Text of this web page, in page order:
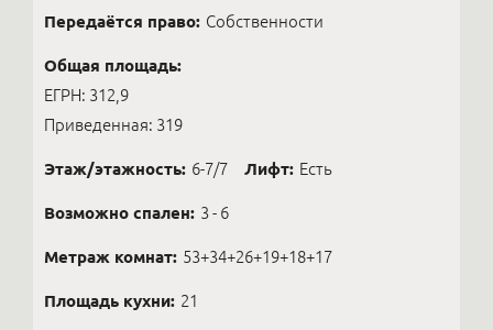
Передаётся право: Собственности
Общая площадь:
ЕГРН: 312,9
Приведенная: 319
Этаж/этажность: 6-7/7 Лифт: Есть
Возможно спален: 3 - 6
Метраж комнат: 53+34+26+19+18+17
Площадь кухни: 21